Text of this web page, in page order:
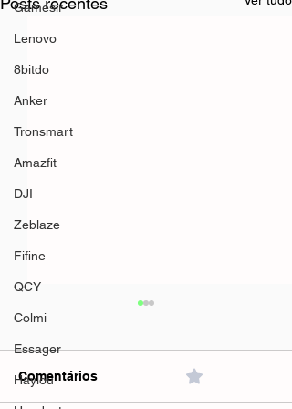
Gamesir
Lenovo
8bitdo
Anker
Tronsmart
Amazfit
DJI
Zeblaze
Fifine
QCY
Colmi
Essager
Haylou
Comentários